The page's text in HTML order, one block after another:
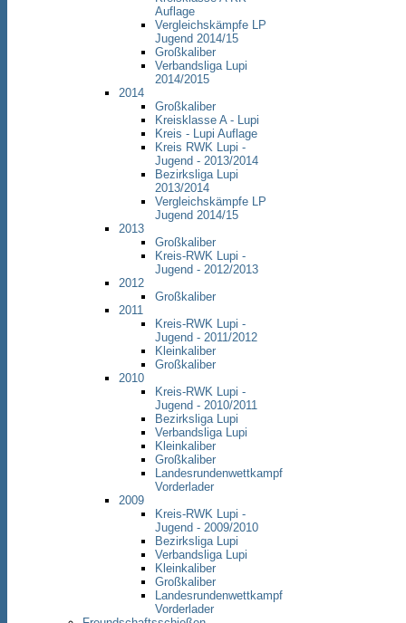
Auflage
Vergleichskämpfe LP
Jugend 2014/15
Großkaliber
Verbandsliga Lupi
2014/2015
2014
Großkaliber
Kreisklasse A - Lupi
Kreis - Lupi Auflage
Kreis RWK Lupi -
Jugend - 2013/2014
Bezirksliga Lupi
2013/2014
Vergleichskämpfe LP
Jugend 2014/15
2013
Großkaliber
Kreis-RWK Lupi -
Jugend - 2012/2013
2012
Großkaliber
2011
Kreis-RWK Lupi -
Jugend - 2011/2012
Kleinkaliber
Großkaliber
2010
Kreis-RWK Lupi -
Jugend - 2010/2011
Bezirksliga Lupi
Verbandsliga Lupi
Kleinkaliber
Großkaliber
Landesrundenwettkampf
Vorderlader
2009
Kreis-RWK Lupi -
Jugend - 2009/2010
Bezirksliga Lupi
Verbandsliga Lupi
Kleinkaliber
Großkaliber
Landesrundenwettkampf
Vorderlader